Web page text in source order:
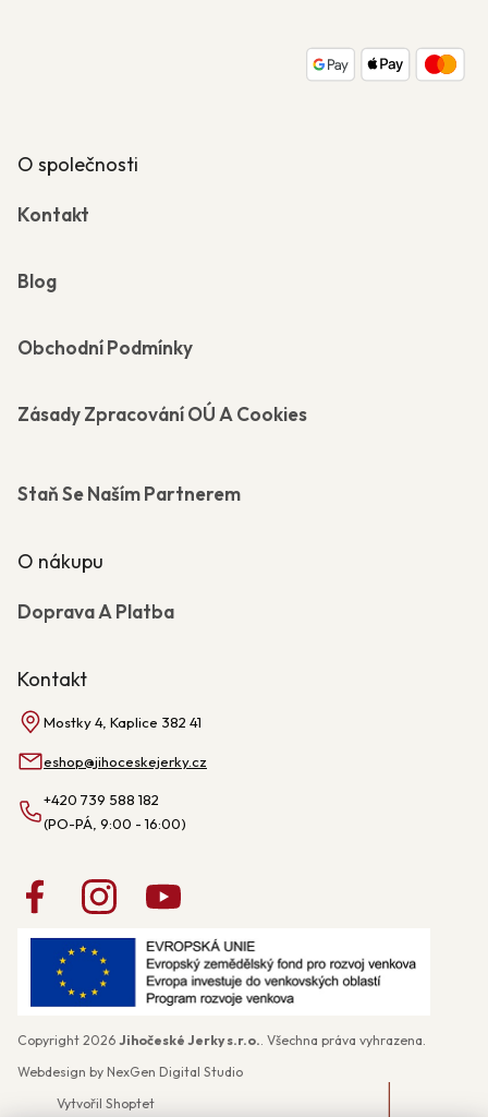
O společnosti
Kontakt
Blog
Obchodní Podmínky
Zásady Zpracování OÚ A Cookies
Staň Se Naším Partnerem
O nákupu
Doprava A Platba
Kontakt
Mostky 4, Kaplice 382 41
eshop@jihoceskejerky.cz
+420 739 588 182
Webdesign by NexGen Digital Studio
Vytvořil Shoptet
Copyright 2026 Jihočeské Jerky s.r.o. . Všechna práva vyhrazena.